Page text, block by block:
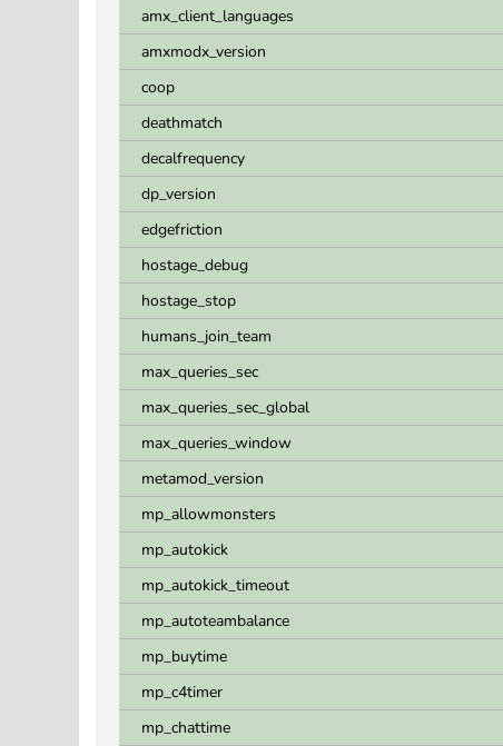
amx_client_languages
amxmodx_version
coop
deathmatch
decalfrequency
dp_version
edgefriction
hostage_debug
hostage_stop
humans_join_team
max_queries_sec
max_queries_sec_global
max_queries_window
metamod_version
mp_allowmonsters
mp_autokick
mp_autokick_timeout
mp_autoteambalance
mp_buytime
mp_c4timer
mp_chattime